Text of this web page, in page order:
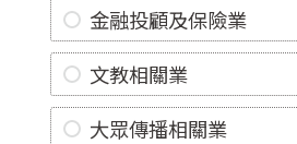
金融投顧及保險業
文教相關業
大眾傳播相關業